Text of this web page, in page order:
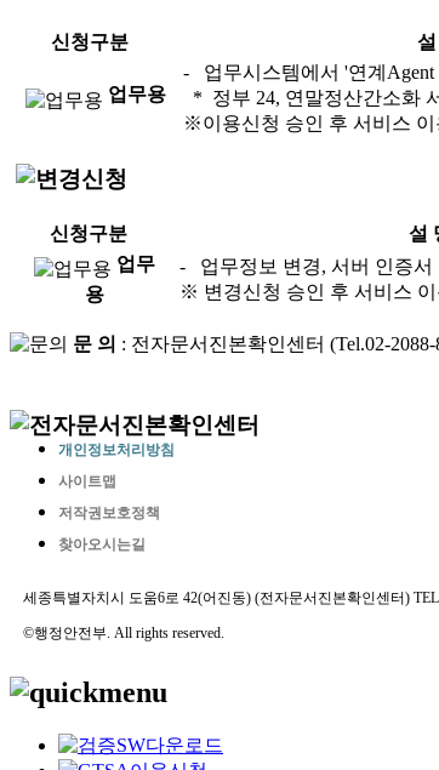
신청구분
업무용
- 업무시스템에서 '연계Agent
* 정부 24, 연말정산간소화
※이용신청 승인 후 서비스 이
신청구분 설
업무
용
- 업무정보 변경, 서버 인증서
※ 변경신청 승인 후 서비스
문 의 : 전자문서진본확인센터 (Tel.02-2088-
개인정보처리방침
사이트맵
저작권보호정책
찾아오시는길
세종특별자치시 도움6로 42(어진동) (전자문서진본확인센터)
©행정안전부. All rights reserved.